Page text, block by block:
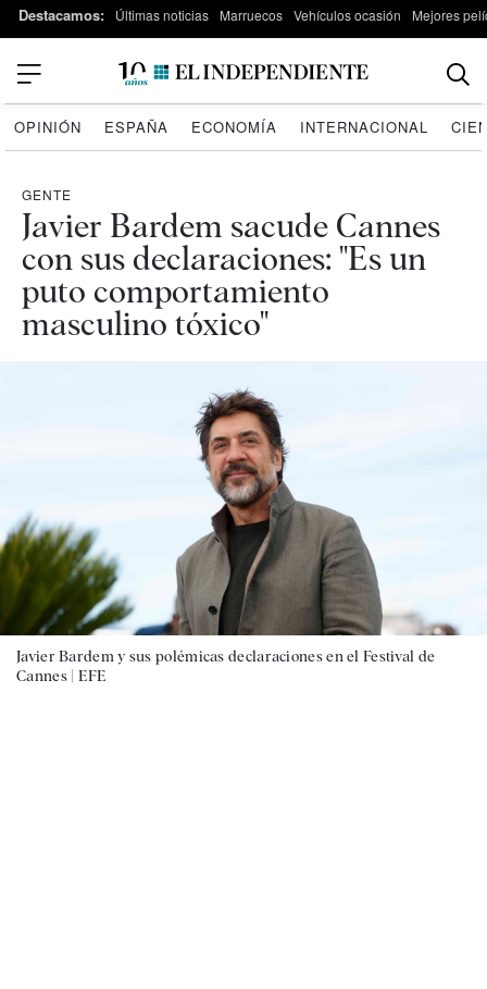
Destacamos: Últimas noticias Marruecos Vehículos ocasión Mejores
OPINIÓN ESPAÑA ECONOMÍA INTERNACIONAL
GENTE
Javier Bardem sacude Cannes
con sus declaraciones: "Es un
puto comportamiento
masculino tóxico"
Javier Bardem y sus polémicas declaraciones en el Festival de
Cannes | EFE